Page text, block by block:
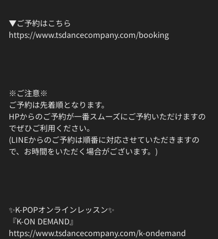
▼ご予約はこちら
https://www.tsdancecompany.com/booking
※ご注意※
ご予約は先着順となります。
HPからのご予約が一番スムーズにご予約いただけますの
でぜひご利用ください。
(LINEからのご予約は順番に対応させていただきますの
で、お時間をいただく場合がございます。)
✨K-POPオンラインレッスン✨
『K-ON DEMAND』
https://www.tsdancecompany.com/k-ondemand